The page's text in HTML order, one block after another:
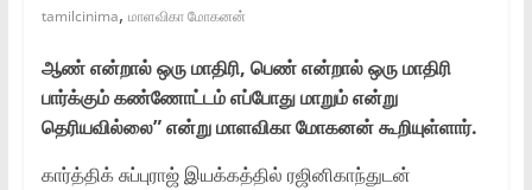
tamilcinima, மாளவிகா மோகனன்
ஆண் என்றால் ஒரு மாதிரி, பெண் என்றால் ஒரு மாதிரி
பார்க்கும் கண்ணோட்டம் எப்போது மாறும் என்று
தெரியவில்லை” என்று மாளவிகா மோகனன் கூறியுள்ளார்.
கார்த்திக் சுப்புராஜ் இயக்கத்தில் ரஜினிகாந்துடன்